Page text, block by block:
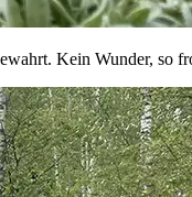
Kein Wunder, so